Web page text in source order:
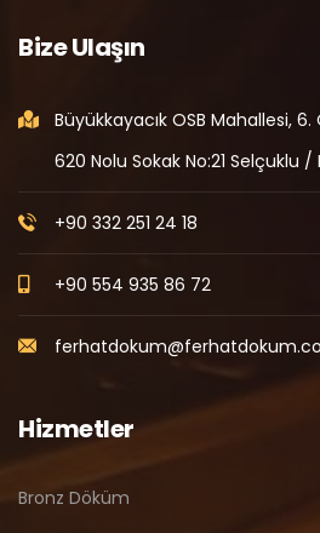
Bize Ulaşın
Büyükkayacık OSB Mahallesi,
620 Nolu Sokak No:21 Selçuklu /
+90 332 251 24 18
+90 554 935 86 72
Hizmetler
Bronz Döküm